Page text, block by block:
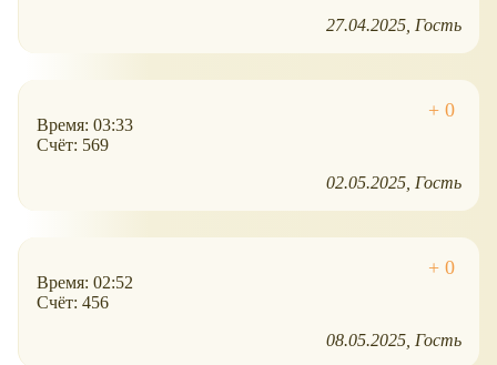
27.04.2025 Гость
Время: 03:33
Счёт: 569
02.05.2025 Гость
Время: 02:52
Счёт: 456
08.05.2025 Гость